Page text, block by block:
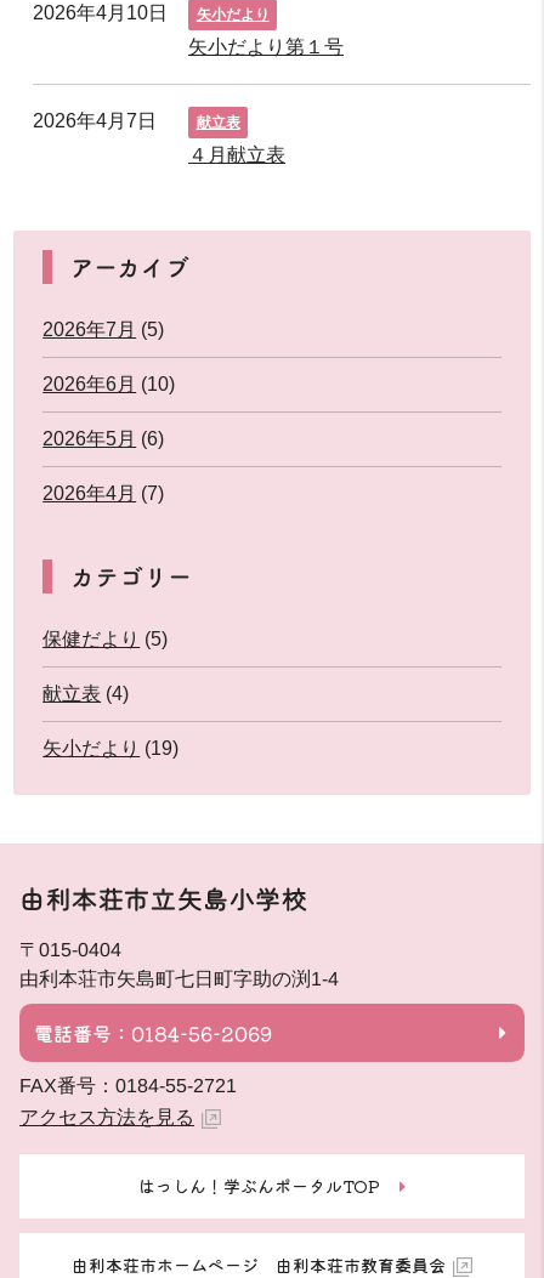
2026年4月10日 矢小だより
矢小だより第１号
2026年4月7日 献立表
４月献立表
アーカイブ
2026年7月 (5)
2026年6月 (10)
2026年5月 (6)
2026年4月 (7)
カテゴリー
保健だより (5)
献立表 (4)
矢小だより (19)
由利本荘市立矢島小学校
〒015-0404
由利本荘市矢島町七日町字助の渕1-4
電話番号：0184-56-2069
FAX番号：0184-55-2721
アクセス方法を見る
はっしん！学ぶんポータルTOP
由利本荘市ホームページ 由利本荘市教育委員会